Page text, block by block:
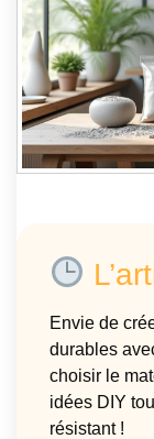
Envie de
durables
choisir le
idées DIY
résistant !